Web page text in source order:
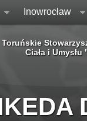
Inowrocław
Toruńskie
Ciała i Umysłu